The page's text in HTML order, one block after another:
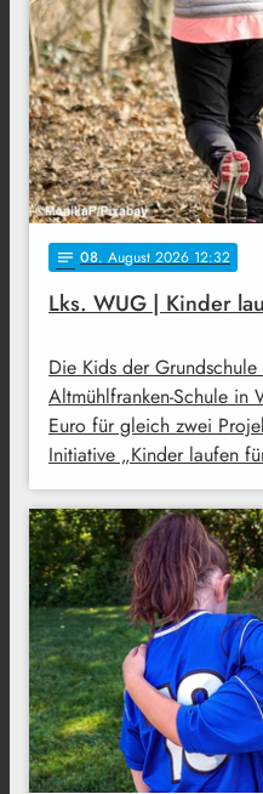
notes 08. August 2026 12:32
Lks. WUG | Kinder
Die Kids der
Altmühlfranken-Schule
Euro für gleich zwei
Initiative „Kinder laufen